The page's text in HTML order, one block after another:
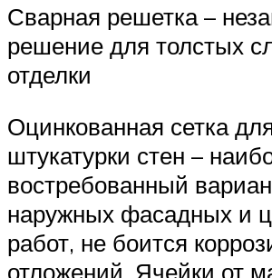
Сварная решетка –
решение для толстых
отделки
Оцинкованная сетка
штукатурки стен –
востребованный
наружных фасадных и
работ, не боится
отложений. Ячейки от